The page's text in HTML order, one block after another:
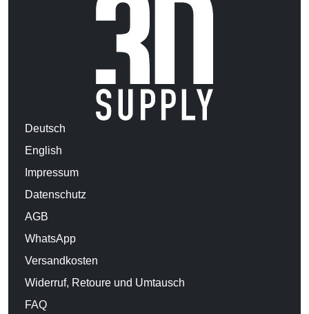
Deutsch
English
Impressum
Datenschutz
AGB
WhatsApp
Versandkosten
Widerruf, Retoure und Umtausch
FAQ